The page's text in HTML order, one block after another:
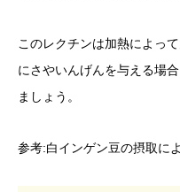
このレクチンは加熱によっ
にさやいんげんを与える場
ましょう。
参考:白インゲン豆の摂取に